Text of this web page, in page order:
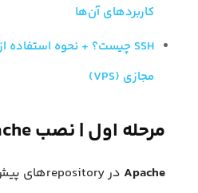
کاربردهای آن‌ها
مجازی (VPS)
مرحله اول | نصب Apache
Apache در repositoryهای پیش‌فرض